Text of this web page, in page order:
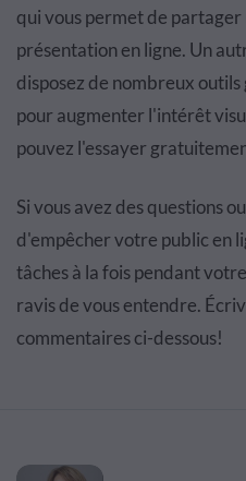
qui vous permet de
présentation en ligne. Un
disposez de nombreux
pour augmenter l'intérêt
pouvez l'essayer
Si vous avez des questions
d'empêcher votre public en
tâches à la fois pendant
ravis de vous entendre.
commentaires ci-dessous!